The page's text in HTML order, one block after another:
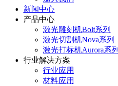
新闻中心
产品中心
激光雕刻机Bolt系列
激光切割机Nova系列
激光打标机Aurora系列
行业解决方案
行业应用
材料应用